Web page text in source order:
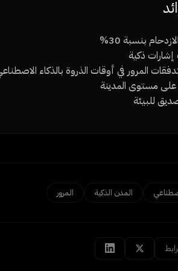
بنسبة 30%
ذكية
المرور في أوقات الذروة بالذكاء
على مستوى المدينة
للبيئة
المدن الذكية المرور